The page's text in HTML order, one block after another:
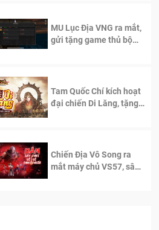
MU Lục Địa VNG ra mắt,
gửi tặng game thủ bộ
Tam Quốc Chí kích hoạt
đại chiến Di Lăng, tặng
Chiến Địa Vô Song ra
mắt máy chủ VS57, sân